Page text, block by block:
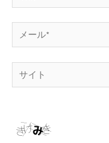
前
*
ー
ル
イ